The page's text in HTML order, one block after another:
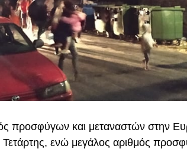
προσφύγων και μεταναστών στην
ενώ μεγάλος αριθμός